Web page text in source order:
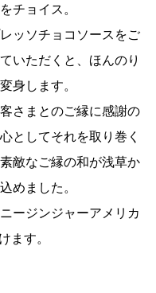
チョイス。
ッソチョコソースをご
いただくと、ほんのり
身します。
さまとのご縁に感謝の
としてそれを取り巻く
敵なご縁の和が浅草か
めました。
ージンジャーアメリカ
ます。